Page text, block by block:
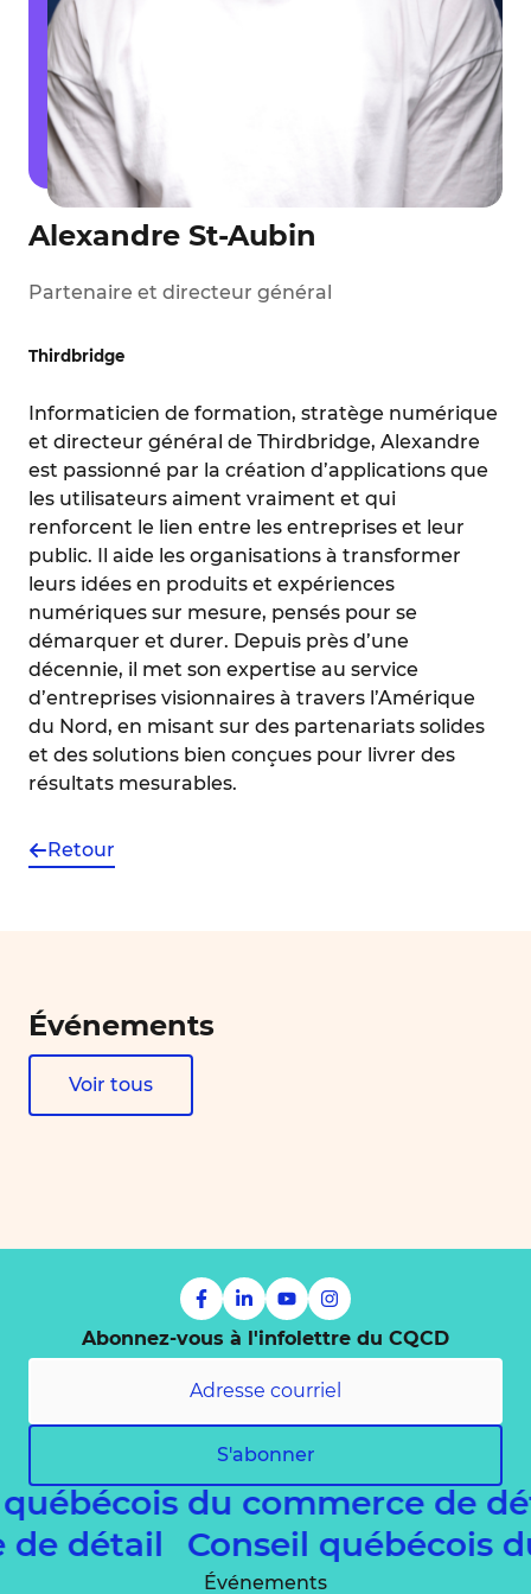
Alexandre St-Aubin
Partenaire et directeur général
Thirdbridge
Informaticien de formation, stratège numérique
et directeur général de Thirdbridge, Alexandre
est passionné par la création d’applications que
les utilisateurs aiment vraiment et qui
renforcent le lien entre les entreprises et leur
public. Il aide les organisations à transformer
leurs idées en produits et expériences
numériques sur mesure, pensés pour se
démarquer et durer. Depuis près d’une
décennie, il met son expertise au service
d’entreprises visionnaires à travers l’Amérique
du Nord, en misant sur des partenariats solides
et des solutions bien conçues pour livrer des
résultats mesurables.
Retour
Événements
Voir tous
Abonnez-vous à l'infolettre du CQCD
S'abonner
du commerce de
de détailConseil québécois
Événements